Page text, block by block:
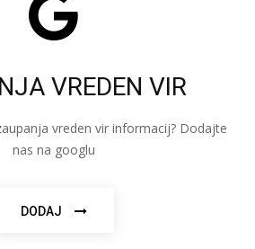
VREDEN VIR
vreden vir informacij? Dodajte
nas na googlu
DODAJ